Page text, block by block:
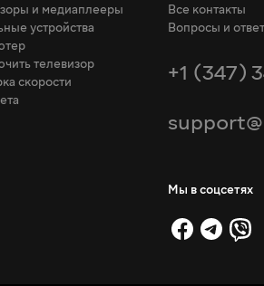
и медиаплееры
устройства
телевизор
скорости
Все контакты
Вопросы и
+1 (347)
Мы в соцсетях